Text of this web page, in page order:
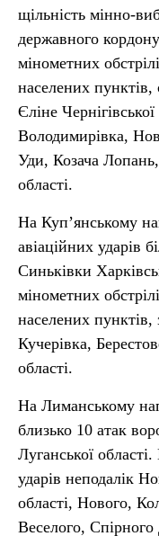
щільність мінно-
державного
мінометних
населених
Єліне
Володимирівка,
Уди, Козача
області.
На Куп’янському
авіаційних ударів
Синьківки
мінометних
населених
Кучерівка,
області.
На Лиманському
близько 10 атак
Луганської
ударів неподалік
області, Нового,
Веселого, Спірного